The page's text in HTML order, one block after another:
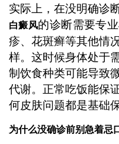
实际上，在没明确诊
白癜风的诊断需要专
疹、花斑癣等其他情
样。这时候身体处于
制饮食种类可能导致
代谢。正常吃饭能保
何皮肤问题都是基础保
为什么没确诊前别急着忌